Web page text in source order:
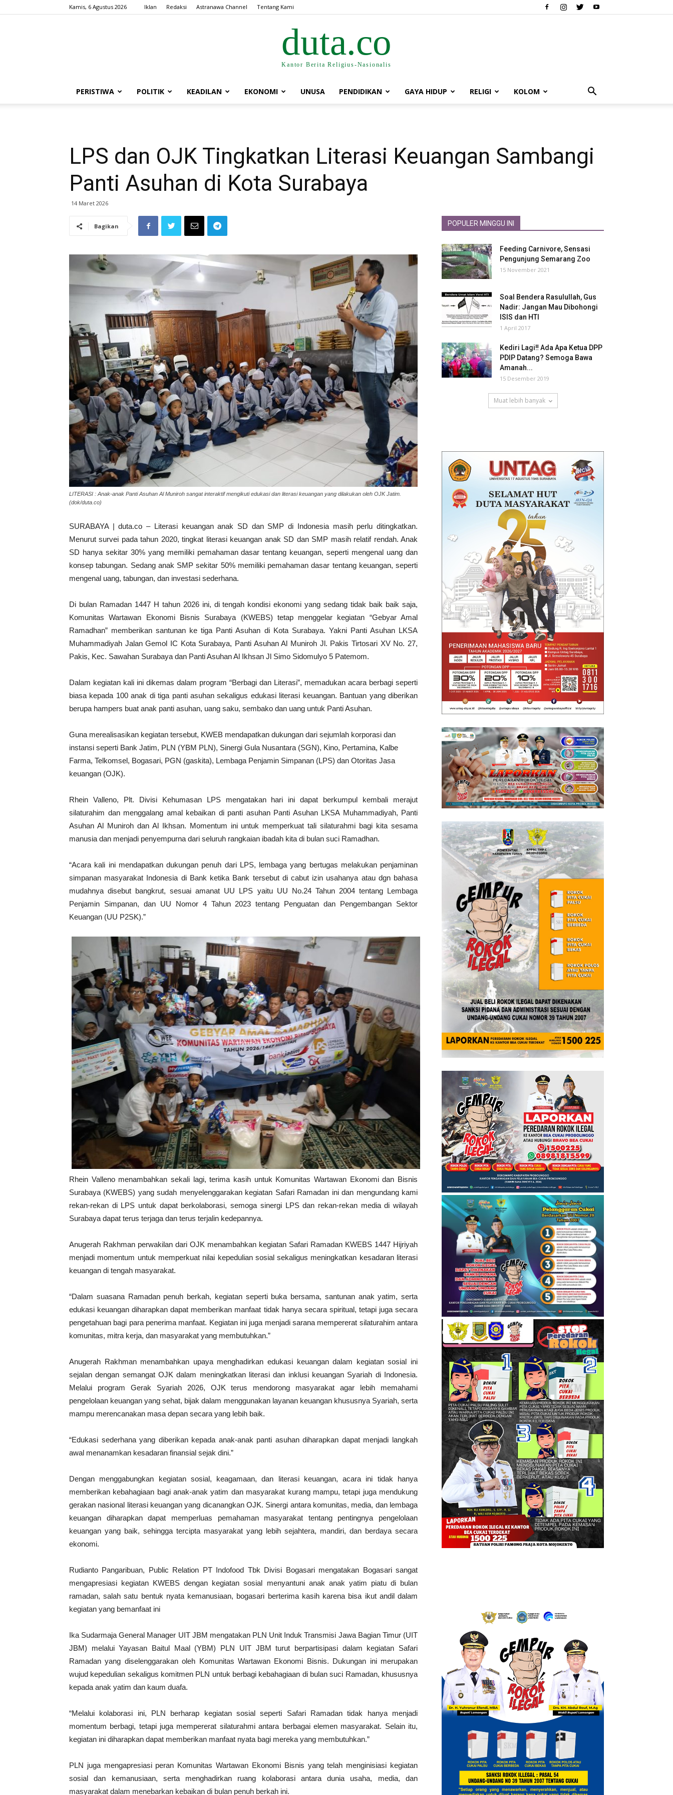
Kamis, 6 Agustus 2026 Iklan Redaksi Astranawa Channel Tentang Kami
duta.co
Kantor Berita Religius-Nasionalis
PERISTIWA POLITIK KEADILAN EKONOMI UNUSA PENDIDIKAN GAYA HIDUP RELIGI KOLOM
LPS dan OJK Tingkatkan Literasi Keuangan Sambangi
Panti Asuhan di Kota Surabaya
14 Maret 2026
Bagikan
LITERASI : Anak-anak Panti Asuhan Al Muniroh sangat interaktif mengikuti edukasi dan literasi keuangan yang dilakukan oleh OJK Jatim.
(dok/duta.co)
SURABAYA | duta.co – Literasi keuangan anak SD dan SMP di Indonesia masih perlu ditingkatkan.
Menurut survei pada tahun 2020, tingkat literasi keuangan anak SD dan SMP masih relatif rendah. Anak
SD hanya sekitar 30% yang memiliki pemahaman dasar tentang keuangan, seperti mengenal uang dan
konsep tabungan. Sedang anak SMP sekitar 50% memiliki pemahaman dasar tentang keuangan, seperti
mengenal uang, tabungan, dan investasi sederhana.
Di bulan Ramadan 1447 H tahun 2026 ini, di tengah kondisi ekonomi yang sedang tidak baik baik saja,
Komunitas Wartawan Ekonomi Bisnis Surabaya (KWEBS) tetap menggelar kegiatan “Gebyar Amal
Ramadhan” memberikan santunan ke tiga Panti Asuhan di Kota Surabaya. Yakni Panti Asuhan LKSA
Muhammadiyah Jalan Gemol IC Kota Surabaya, Panti Asuhan Al Muniroh Jl. Pakis Tirtosari XV No. 27,
Pakis, Kec. Sawahan Surabaya dan Panti Asuhan Al Ikhsan Jl Simo Sidomulyo 5 Patemom.
Dalam kegiatan kali ini dikemas dalam program “Berbagi dan Literasi”, memadukan acara berbagi seperti
biasa kepada 100 anak di tiga panti asuhan sekaligus edukasi literasi keuangan. Bantuan yang diberikan
berupa hampers buat anak panti asuhan, uang saku, sembako dan uang untuk Panti Asuhan.
Guna merealisasikan kegiatan tersebut, KWEB mendapatkan dukungan dari sejumlah korporasi dan
instansi seperti Bank Jatim, PLN (YBM PLN), Sinergi Gula Nusantara (SGN), Kino, Pertamina, Kalbe
Farma, Telkomsel, Bogasari, PGN (gaskita), Lembaga Penjamin Simpanan (LPS) dan Otoritas Jasa
keuangan (OJK).
Rhein Valleno, Plt. Divisi Kehumasan LPS mengatakan hari ini dapat berkumpul kembali merajut
silaturahim dan menggalang amal kebaikan di panti asuhan Panti Asuhan LKSA Muhammadiyah, Panti
Asuhan Al Muniroh dan Al Ikhsan. Momentum ini untuk memperkuat tali silaturahmi bagi kita sesama
manusia dan menjadi penyempurna dari seluruh rangkaian ibadah kita di bulan suci Ramadhan.
“Acara kali ini mendapatkan dukungan penuh dari LPS, lembaga yang bertugas melakukan penjaminan
simpanan masyarakat Indonesia di Bank ketika Bank tersebut di cabut izin usahanya atau dgn bahasa
mudahnya disebut bangkrut, sesuai amanat UU LPS yaitu UU No.24 Tahun 2004 tentang Lembaga
Penjamin Simpanan, dan UU Nomor 4 Tahun 2023 tentang Penguatan dan Pengembangan Sektor
Keuangan (UU P2SK).”
Rhein Valleno menambahkan sekali lagi, terima kasih untuk Komunitas Wartawan Ekonomi dan Bisnis
Surabaya (KWEBS) yang sudah menyelenggarakan kegiatan Safari Ramadan ini dan mengundang kami
rekan-rekan di LPS untuk dapat berkolaborasi, semoga sinergi LPS dan rekan-rekan media di wilayah
Surabaya dapat terus terjaga dan terus terjalin kedepannya.
Anugerah Rakhman perwakilan dari OJK menambahkan kegiatan Safari Ramadan KWEBS 1447 Hijriyah
menjadi momentum untuk memperkuat nilai kepedulian sosial sekaligus meningkatkan kesadaran literasi
keuangan di tengah masyarakat.
“Dalam suasana Ramadan penuh berkah, kegiatan seperti buka bersama, santunan anak yatim, serta
edukasi keuangan diharapkan dapat memberikan manfaat tidak hanya secara spiritual, tetapi juga secara
pengetahuan bagi para penerima manfaat. Kegiatan ini juga menjadi sarana mempererat silaturahim antara
komunitas, mitra kerja, dan masyarakat yang membutuhkan.”
Anugerah Rakhman menambahkan upaya menghadirkan edukasi keuangan dalam kegiatan sosial ini
sejalan dengan semangat OJK dalam meningkatkan literasi dan inklusi keuangan Syariah di Indonesia.
Melalui program Gerak Syariah 2026, OJK terus mendorong masyarakat agar lebih memahami
pengelolaan keuangan yang sehat, bijak dalam menggunakan layanan keuangan khususnya Syariah, serta
mampu merencanakan masa depan secara yang lebih baik.
“Edukasi sederhana yang diberikan kepada anak-anak panti asuhan diharapkan dapat menjadi langkah
awal menanamkan kesadaran finansial sejak dini.”
Dengan menggabungkan kegiatan sosial, keagamaan, dan literasi keuangan, acara ini tidak hanya
memberikan kebahagiaan bagi anak-anak yatim dan masyarakat kurang mampu, tetapi juga mendukung
gerakan nasional literasi keuangan yang dicanangkan OJK. Sinergi antara komunitas, media, dan lembaga
keuangan diharapkan dapat memperluas pemahaman masyarakat tentang pentingnya pengelolaan
keuangan yang baik, sehingga tercipta masyarakat yang lebih sejahtera, mandiri, dan berdaya secara
ekonomi.
Rudianto Pangaribuan, Public Relation PT Indofood Tbk Divisi Bogasari mengatakan Bogasari sangat
mengapresiasi kegiatan KWEBS dengan kegiatan sosial menyantuni anak anak yatim piatu di bulan
ramadan, salah satu bentuk nyata kemanusiaan, bogasari berterima kasih karena bisa ikut andil dalam
kegiatan yang bemanfaat ini
Ika Sudarmaja General Manager UIT JBM mengatakan PLN Unit Induk Transmisi Jawa Bagian Timur (UIT
JBM) melalui Yayasan Baitul Maal (YBM) PLN UIT JBM turut berpartisipasi dalam kegiatan Safari
Ramadan yang diselenggarakan oleh Komunitas Wartawan Ekonomi Bisnis. Dukungan ini merupakan
wujud kepedulian sekaligus komitmen PLN untuk berbagi kebahagiaan di bulan suci Ramadan, khususnya
kepada anak yatim dan kaum duafa.
“Melalui kolaborasi ini, PLN berharap kegiatan sosial seperti Safari Ramadan tidak hanya menjadi
momentum berbagi, tetapi juga mempererat silaturahmi antara berbagai elemen masyarakat. Selain itu,
kegiatan ini diharapkan dapat memberikan manfaat nyata bagi mereka yang membutuhkan.”
PLN juga mengapresiasi peran Komunitas Wartawan Ekonomi Bisnis yang telah menginisiasi kegiatan
sosial dan kemanusiaan, serta menghadirkan ruang kolaborasi antara dunia usaha, media, dan
masyarakat dalam menebarkan kebaikan di bulan penuh berkah ini.
POPULER MINGGU INI
Feeding Carnivore, Sensasi
Pengunjung Semarang Zoo
15 November 2021
Soal Bendera Rasulullah, Gus
Nadir: Jangan Mau Dibohongi
ISIS dan HTI
1 April 2017
Kediri Lagi‼ Ada Apa Ketua DPP
PDIP Datang? Semoga Bawa
Amanah...
15 Desember 2019
Muat lebih banyak